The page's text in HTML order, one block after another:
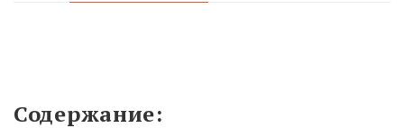
Содержание: